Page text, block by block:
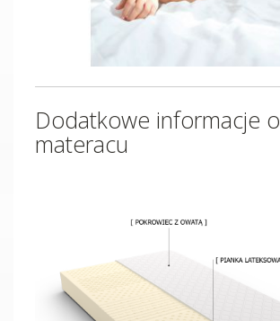
Dodatkowe informacje o
materacu